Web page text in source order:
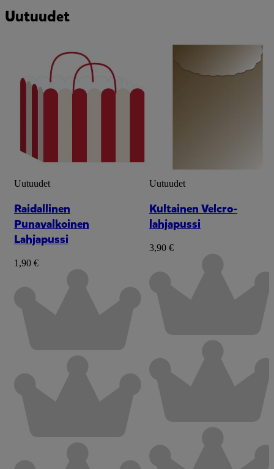
Uutuudet
Uutuudet
Raidallinen
Punavalkoinen
Lahjapussi
1,90 €
Uutuudet
Kultainen Velcro-
lahjapussi
3,90 €